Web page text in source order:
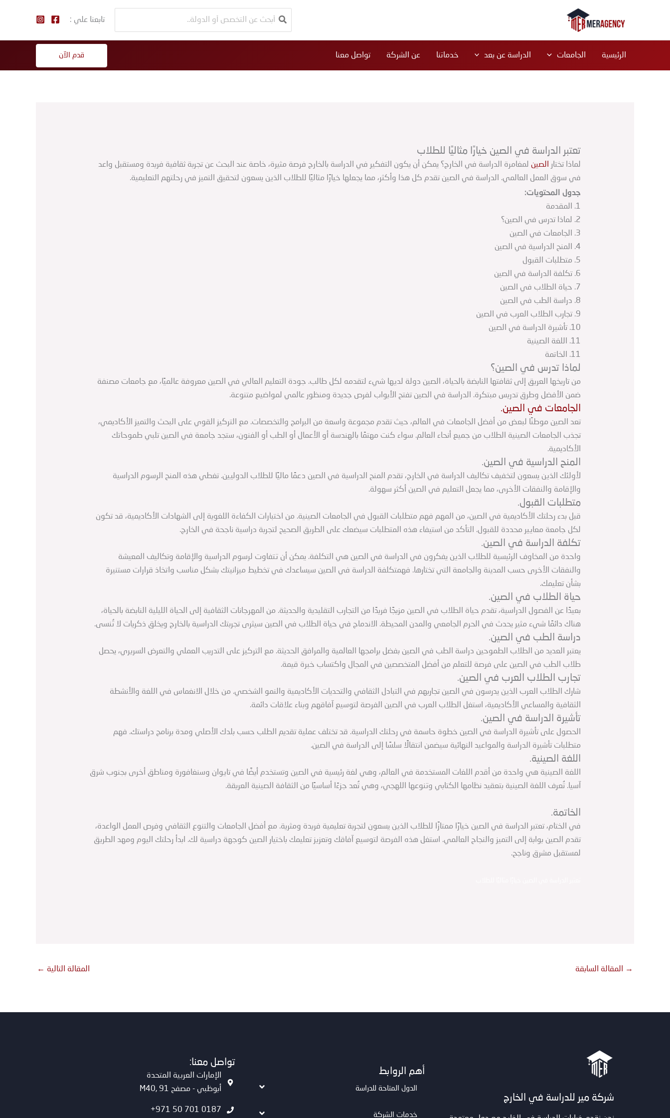
عن:
تابعنا علي :
الرئيسية الجامعات الدراسة عن بعد خدماتنا عن الشركة تواصل معنا قدم الآن
تعتبر الدراسة في الصين خيارًا مثاليًا للطلاب
لماذا تختار الصينلمغامرة الدراسة في الخارج؟ يمكن أن يكون التفكير في الدراسة بالخارج فرصة مثيرة، خاصة عند البحث عن تجربة ثقافية فريدة ومستقبل واعد
في سوق العمل العالمي. الدراسة في الصين تقدم كل هذا وأكثر، مما يجعلها خيارًا مثاليًا للطلاب الذين يسعون لتحقيق التميز في رحلتهم التعليمية.
جدول المحتويات:
1. المقدمة
2. لماذا تدرس في الصين؟
3. الجامعات في الصين
4. المنح الدراسية في الصين
5. متطلبات القبول
6. تكلفة الدراسة في الصين
7. حياة الطلاب في الصين
8. دراسة الطب في الصين
9. تجارب الطلاب العرب في الصين
10. تأشيرة الدراسة في الصين
11. اللغة الصينية
11. الخاتمة
لماذا تدرس في الصين؟
من تاريخها العريق إلى ثقافتها النابضة بالحياة، الصين دولة لديها شيء لتقدمه لكل طالب. جودة التعليم العالي في الصين معروفة عالميًا، مع جامعات مصنفة
ضمن الأفضل وطرق تدريس مبتكرة. الدراسة في الصين تفتح الأبواب لفرص جديدة ومنظور عالمي لمواضيع متنوعة.
الجامعات في الصين.
تعد الصين موطنًا لبعض من أفضل الجامعات في العالم، حيث تقدم مجموعة واسعة من البرامج والتخصصات. مع التركيز القوي على البحث والتميز الأكاديمي،
تجذب الجامعات الصينية الطلاب من جميع أنحاء العالم. سواء كنت مهتمًا بالهندسة أو الأعمال أو الطب أو الفنون، ستجد جامعة في الصين تلبي طموحاتك
الأكاديمية.
المنح الدراسية في الصين.
لأولئك الذين يسعون لتخفيف تكاليف الدراسة في الخارج، تقدم المنح الدراسية في الصين دعمًا ماليًا للطلاب الدوليين. تغطي هذه المنح الرسوم الدراسية
والإقامة والنفقات الأخرى، مما يجعل التعليم في الصين أكثر سهولة.
متطلبات القبول.
قبل بدء رحلتك الأكاديمية في الصين، من المهم فهم متطلبات القبول في الجامعات الصينية. من اختبارات الكفاءة اللغوية إلى الشهادات الأكاديمية، قد تكون
لكل جامعة معايير محددة للقبول. التأكد من استيفاء هذه المتطلبات سيضعك على الطريق الصحيح لتجربة دراسية ناجحة في الخارج.
تكلفة الدراسة في الصين.
واحدة من المخاوف الرئيسية للطلاب الذين يفكرون في الدراسة في الصين هي التكلفة. يمكن أن تتفاوت لرسوم الدراسية والإقامة وتكاليف المعيشة
والنفقات الأخرى حسب المدينة والجامعة التي تختارها. فهمتكلفة الدراسة في الصين سيساعدك في تخطيط ميزانيتك بشكل مناسب واتخاذ قرارات مستنيرة
بشأن تعليمك.
حياة الطلاب في الصين.
بعيدًا عن الفصول الدراسية، تقدم حياة الطلاب في الصين مزيجًا فريدًا من التجارب التقليدية والحديثة. من المهرجانات الثقافية إلى الحياة الليلية النابضة بالحياة،
هناك دائمًا شيء مثير يحدث في الحرم الجامعي والمدن المحيطة. الاندماج في حياة الطلاب في الصين سيثرى تجربتك الدراسية بالخارج ويخلق ذكريات لا تُنسى.
دراسة الطب في الصين.
يعتبر العديد من الطلاب الطموحين دراسة الطب في الصين بفضل برامجها العالمية والمرافق الحديثة. مع التركيز على التدريب العملي والتعرض السريري، يحصل
طلاب الطب في الصين على فرصة للتعلم من أفضل المتخصصين في المجال واكتساب خبرة قيمة.
تجارب الطلاب العرب في الصين.
شارك الطلاب العرب الذين يدرسون في الصين تجاربهم في التبادل الثقافي والتحديات الأكاديمية والنمو الشخصي. من خلال الانغماس في اللغة والأنشطة
الثقافية والمساعي الأكاديمية، استغل الطلاب العرب في الصين الفرصة لتوسيع آفاقهم وبناء علاقات دائمة.
تأشيرة الدراسة في الصين.
الحصول على تأشيرة الدراسة في الصين خطوة حاسمة في رحلتك الدراسية. قد تختلف عملية تقديم الطلب حسب بلدك الأصلي ومدة برنامج دراستك. فهم
متطلبات تأشيرة الدراسة والمواعيد النهائية سيضمن انتقالًا سلسًا إلى الدراسة في الصين.
اللغة الصينية.
اللغة الصينية هي واحدة من أقدم اللغات المستخدمة في العالم، وهي لغة رئيسية في الصين وتستخدم أيضًا في تايوان وسنغافورة ومناطق أخرى بجنوب شرق
آسيا. تُعرف اللغة الصينية بتعقيد نظامها الكتابي وتنوعها اللهجي، وهي تُعد جزءًا أساسيًا من الثقافة الصينية العريقة.
الخاتمة.
في الختام، تعتبر الدراسة في الصين خيارًا ممتازًا للطلاب الذين يسعون لتجربة تعليمية فريدة ومثرية. مع أفضل الجامعات والتنوع الثقافي وفرص العمل الواعدة،
تقدم الصين بوابة إلى التميز والنجاح العالمي. استغل هذه الفرصة لتوسيع آفاقك وتعزيز تعليمك باختيار الصين كوجهة دراسية لك. ابدأ رحلتك اليوم ومهد الطريق
لمستقبل مشرق وناجح.
→ المقالة السابقة المقالة التالية ←
شركة مير للدراسة في الخارج
أهم الروابط
الدول المتاحة للدراسة
خدمات الشركة
تواصل معنا:
الإمارات العربية المتحدة
أبوظبي - مصفح M40, 91
0187 701 50 971+